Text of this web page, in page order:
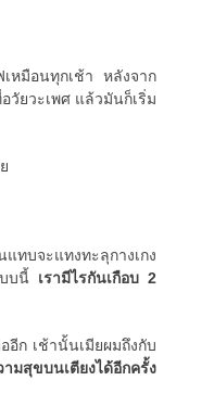
หมือนทุกเช้า หลังจาก
ยวะเพศ แล้วมันก็เริ่ม
แทบจะแทงทะลุกางเกง
บนี้ เรามีไรกันเกือบ 2
อีก เช้านั้นเมียผมถึงกับ
มสุขบนเตียงได้อีกครั้ง